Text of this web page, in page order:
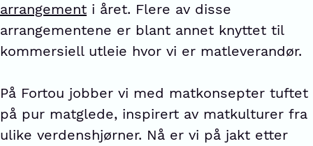
arrangement i året. Flere av disse
arrangementene er blant annet knyttet til
kommersiell utleie hvor vi er matleverandør.
På Fortou jobber vi med matkonsepter tuftet
på pur matglede, inspirert av matkulturer fra
ulike verdenshjørner. Nå er vi på jakt etter